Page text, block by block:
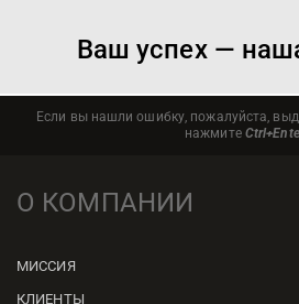
Ваш успех —
Если вы нашли ошибку, пожалуйста,
нажмите
О КОМПАНИИ
МИССИЯ
КЛИЕНТЫ